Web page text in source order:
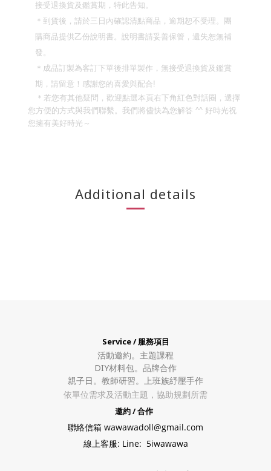
接受退換貨及鑑賞期，特此告知。
＊到貨後，請於三日內確認清點商品，逾期恕不受理。團
購商品提供乙份說明書。說明書請妥善保管，遺失恕無補
發。
＊成品訂製為客訂下單後排單製作，無接受退換貨及鑑賞
期，請留意！ 感謝您的喜愛與配合!
＊若您有其他疑問，歡迎點選本頁右下角紅色對話圈，選擇
您方便的方式與我們聯繫。我們將儘快為您解答 ^^ 好時光祝
您擁有美好時光～
Additional details
Service / 服務項目
活動邀約。 主題課程
DIY材料包。 品牌合作
親子日。教師研習。上班族紓壓手作
依單位需求及活動主題，協助規劃所需
邀約 / 合作
聯絡信箱 wawawadoll@gmail.com
線上客服: Line: 5iwawawa